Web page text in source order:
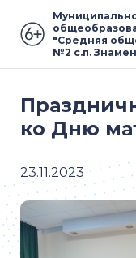
"Средняя
№2 с.п.
ко Дню
23.11.2023